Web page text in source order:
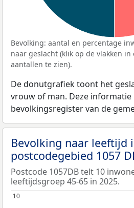
Bevolking: aantal en percentage
naar geslacht (klik op de vlakken
aantallen te zien).
De donutgrafiek toont het
vrouw of man. Deze
bevolkingsregister van de
Bevolking naar leeftijd
postcodegebied 1057
Postcode 1057DB telt 10
leeftijdsgroep 45-65 in 2025.
10
10